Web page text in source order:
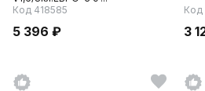
Код 418585
5 396 ₽
Код
3